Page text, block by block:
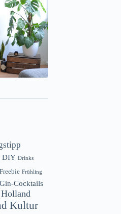
DIY Drinks
Freebie Frühling
Gin-Cocktails
Holland
Kultur